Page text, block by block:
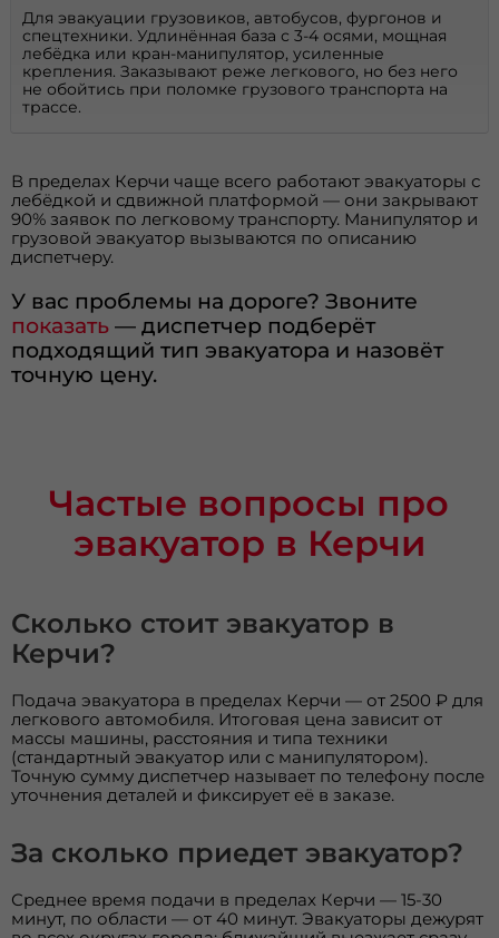
Для эвакуации грузовиков, автобусов, фургонов и
спецтехники. Удлинённая база с 3-4 осями, мощная
лебёдка или кран-манипулятор, усиленные
крепления. Заказывают реже легкового, но без него
не обойтись при поломке грузового транспорта на
трассе.
В пределах Керчи чаще всего работают эвакуаторы с
лебёдкой и сдвижной платформой — они закрывают
90% заявок по легковому транспорту. Манипулятор и
грузовой эвакуатор вызываются по описанию
диспетчеру.
У вас проблемы на дороге? Звоните
показать — диспетчер подберёт
подходящий тип эвакуатора и назовёт
точную цену.
Частые вопросы про
эвакуатор в Керчи
Сколько стоит эвакуатор в
Керчи?
Подача эвакуатора в пределах Керчи — от 2500 ₽ для
легкового автомобиля. Итоговая цена зависит от
массы машины, расстояния и типа техники
(стандартный эвакуатор или с манипулятором).
Точную сумму диспетчер называет по телефону после
уточнения деталей и фиксирует её в заказе.
За сколько приедет эвакуатор?
Среднее время подачи в пределах Керчи — 15-30
минут, по области — от 40 минут. Эвакуаторы дежурят